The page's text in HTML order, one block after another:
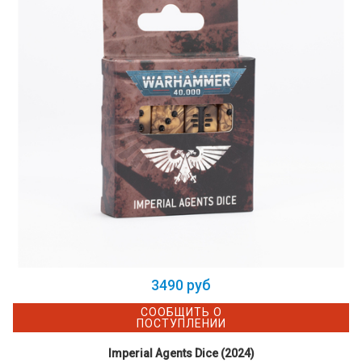
3490 руб
СООБЩИТЬ О
ПОСТУПЛЕНИИ
Imperial Agents Dice (2024)